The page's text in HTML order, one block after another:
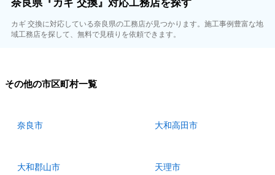
カギ 交換に対応している奈良県の工務店が見つかります。施工事例豊富な地
域工務店を探して、無料で見積りを依頼できます。
その他の市区町村一覧
奈良市 大和高田市
大和郡山市 天理市